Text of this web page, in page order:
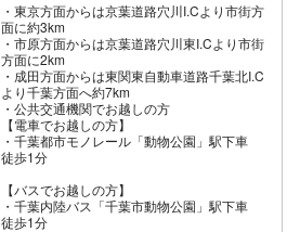
・東京方面からは京葉道路穴川I.Cより市街方
面に約3km
・市原方面からは京葉道路穴川東I.Cより市街
方面に2km
・成田方面からは東関東自動車道路千葉北I.C
より千葉方面へ約7km
公共交通機関でお越しの方
【電車でお越しの方】
・千葉都市モノレール「動物公園」駅下車
徒歩1分
【バスでお越しの方】
・千葉内陸バス「千葉市動物公園」駅下車
徒歩1分